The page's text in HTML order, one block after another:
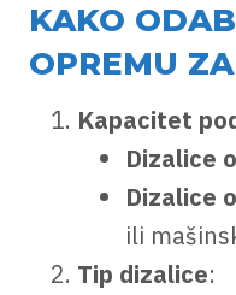
KAKO
OPREMU
Kapacitet
Dizalice
Dizalice
ili
Tip dizalice: